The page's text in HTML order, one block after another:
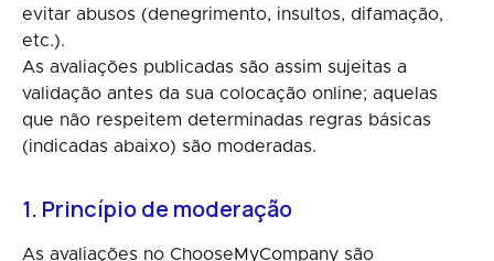
evitar abusos (denegrimento, insultos, difamação,
etc.).
As avaliações publicadas são assim sujeitas a
validação antes da sua colocação online; aquelas
que não respeitem determinadas regras básicas
(indicadas abaixo) são moderadas.
1. Princípio de moderação
As avaliações no ChooseMyCompany são